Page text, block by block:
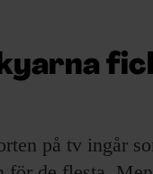
TIDNING
på tv ingår